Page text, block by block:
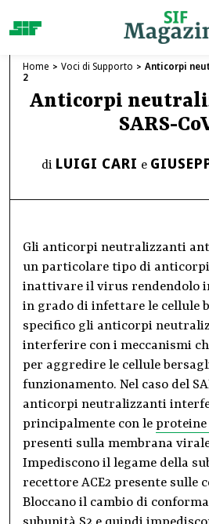
Home Voci di Supporto
Anticorpi
2
Anticorpi
SARS-
di LUIGI CARI e
Gli anticorpi neutralizzanti
un particolare tipo di
inattivare il virus rendendolo
in grado di infettare le cellule
specifico gli anticorpi
interferire con i meccanismi
per aggredire le cellule
funzionamento. Nel caso del
anticorpi neutralizzanti
principalmente con le proteine
presenti sulla membrana
Impediscono il legame della
recettore ACE2 presente sulle
Bloccano il cambio di